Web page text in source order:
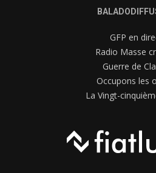
GFP en
Radio Masse
Guerre de
Occupons les
La Vingt-